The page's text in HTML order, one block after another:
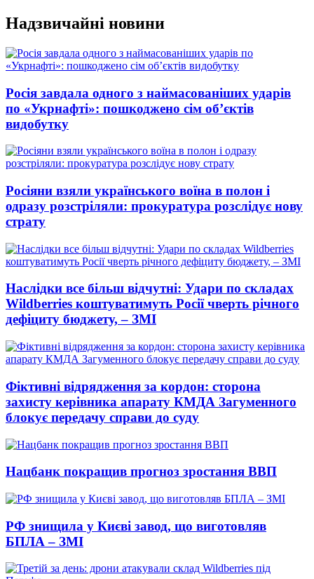
Перейти
до
вмісту
Надзвичайні новини
Росія завдала одного з наймасованіших ударів
по «Укрнафті»: пошкоджено сім об’єктів
видобутку
Росіяни взяли українського воїна в полон і
одразу розстріляли: прокуратура розслідує нову
страту
Наслідки все більш відчутні: Удари по складах
Wildberries коштуватимуть Росії чверть річного
дефіциту бюджету, – ЗМІ
Фіктивні відрядження за кордон: сторона
захисту керівника апарату КМДА Загуменного
блокує передачу справи до суду
Нацбанк покращив прогноз зростання ВВП
РФ знищила у Києві завод, що виготовляв
БПЛА – ЗМІ